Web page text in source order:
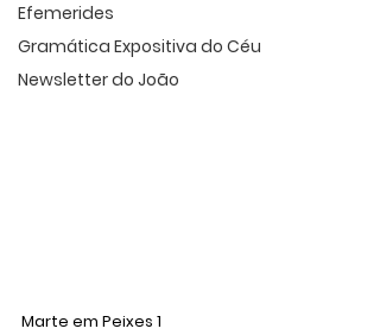
Efemerides
Gramática Expositiva do Céu
Newsletter do João
Marte em Peixes 1